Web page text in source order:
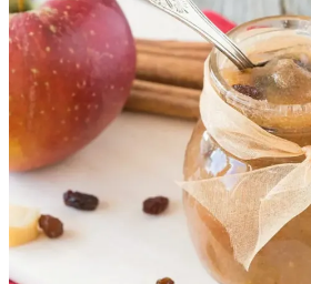
BRÓCOLOS